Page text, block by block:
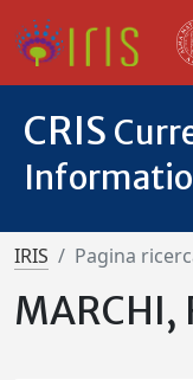
CRIS
IRIS Pagina
MARCHI,